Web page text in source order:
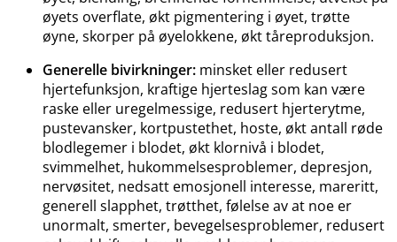
øyets overflate, økt pigmentering i øyet, trøtte
øyne, skorper på øyelokkene, økt tåreproduksjon.
Generelle bivirkninger: minsket eller redusert
hjertefunksjon, kraftige hjerteslag som kan være
raske eller uregelmessige, redusert hjerterytme,
pustevansker, kortpustethet, hoste, økt antall røde
blodlegemer i blodet, økt klornivå i blodet,
svimmelhet, hukommelsesproblemer, depresjon,
nervøsitet, nedsatt emosjonell interesse, mareritt,
generell slapphet, trøtthet, følelse av at noe er
unormalt, smerter, bevegelsesproblemer, redusert